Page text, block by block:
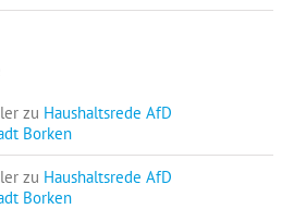
zu Haushaltsrede AfD
Borken
zu Haushaltsrede AfD
Borken